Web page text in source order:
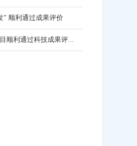
” 顺利通过成果评价
顺利通过科技成果评...